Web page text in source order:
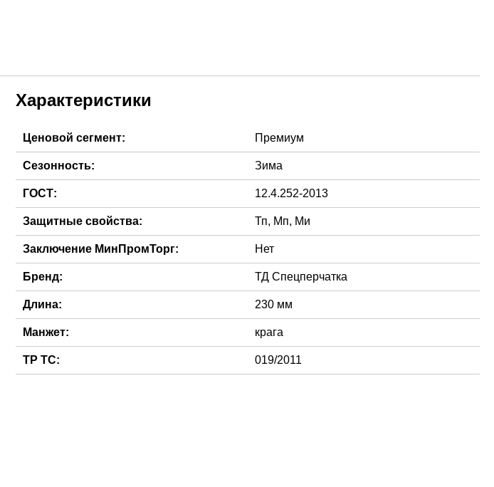
Характеристики
Ценовой сегмент: Премиум
Сезонность: Зима
ГОСТ: 12.4.252-2013
Защитные свойства: Тп, Мп, Ми
Заключение МинПромТорг: Нет
Бренд: ТД Спецперчатка
Длина: 230 мм
Манжет: крага
ТР ТС: 019/2011